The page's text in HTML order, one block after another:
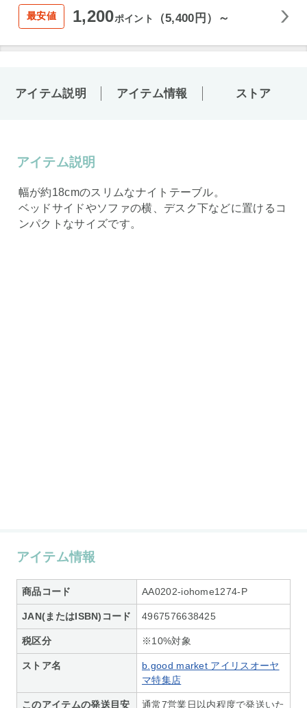
最安値 1,200ポイント （5,400円）～
アイテム説明 アイテム情報 ストア
アイテム説明
幅が約18cmのスリムなナイトテーブル。
ベッドサイドやソファの横、デスク下などに置けるコ
ンパクトなサイズです。
アイテム情報
商品コード AA0202-iohome1274-P
JAN(またはISBN)コード 4967576638425
税区分 ※10%対象
ストア名
b.good market アイリスオーヤ
マ特集店
このアイテムの発送目安 通常7営業日以内程度で発送いた